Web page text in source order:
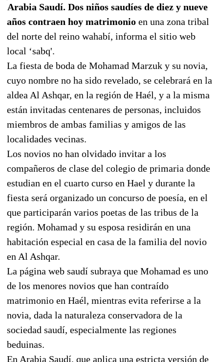
Arabia Saudí. Dos niños saudíes de diez y nueve
años contraen hoy matrimonio en una zona tribal
del norte del reino wahabí, informa el sitio web
local ‘sabq'.
La fiesta de boda de Mohamad Marzuk y su novia,
cuyo nombre no ha sido revelado, se celebrará en la
aldea Al Ashqar, en la región de Haél, y a la misma
están invitadas centenares de personas, incluidos
miembros de ambas familias y amigos de las
localidades vecinas.
Los novios no han olvidado invitar a los
compañeros de clase del colegio de primaria donde
estudian en el cuarto curso en Hael y durante la
fiesta será organizado un concurso de poesía, en el
que participarán varios poetas de las tribus de la
región. Mohamad y su esposa residirán en una
habitación especial en casa de la familia del novio
en Al Ashqar.
La página web saudí subraya que Mohamad es uno
de los menores novios que han contraído
matrimonio en Haél, mientras evita referirse a la
novia, dada la naturaleza conservadora de la
sociedad saudí, especialmente las regiones
beduinas.
En Arabia Saudí, que aplica una estricta versión de